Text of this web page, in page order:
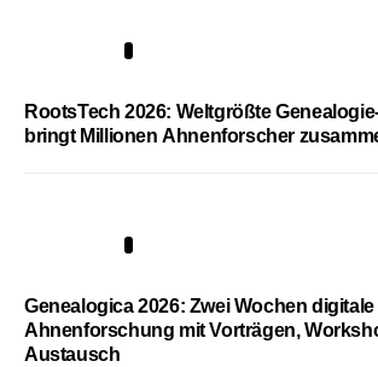
RootsTech 2026: Weltgrößte
bringt Millionen Ahnenforscher
Genealogica 2026: Zwei Wochen digitale
Ahnenforschung mit Vorträgen,
Austausch